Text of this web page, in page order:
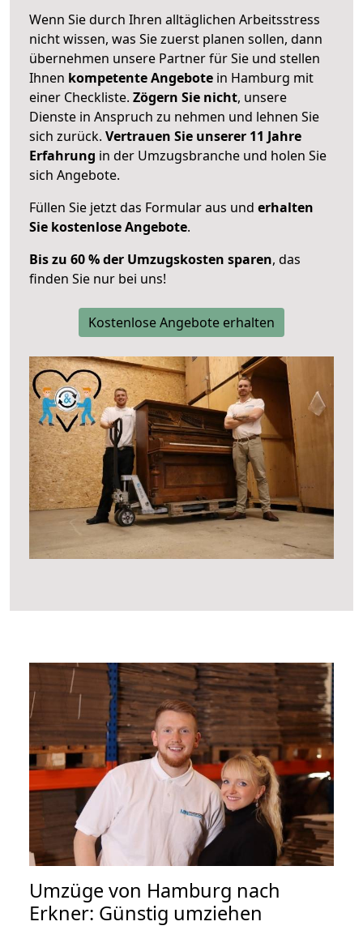
Wenn Sie durch Ihren alltäglichen Arbeitsstress
nicht wissen, was Sie zuerst planen sollen, dann
übernehmen unsere Partner für Sie und stellen
Ihnen kompetente Angebote in Hamburg mit
einer Checkliste. Zögern Sie nicht, unsere
Dienste in Anspruch zu nehmen und lehnen Sie
sich zurück. Vertrauen Sie unserer 11 Jahre
Erfahrung in der Umzugsbranche und holen Sie
sich Angebote.
Füllen Sie jetzt das Formular aus und erhalten
Sie kostenlose Angebote.
Bis zu 60 % der Umzugskosten sparen, das
finden Sie nur bei uns!
Kostenlose Angebote erhalten
Umzüge von Hamburg nach
Erkner: Günstig umziehen